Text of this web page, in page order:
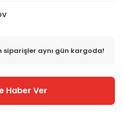
siparişler aynı gün kargoda!
Haber Ver